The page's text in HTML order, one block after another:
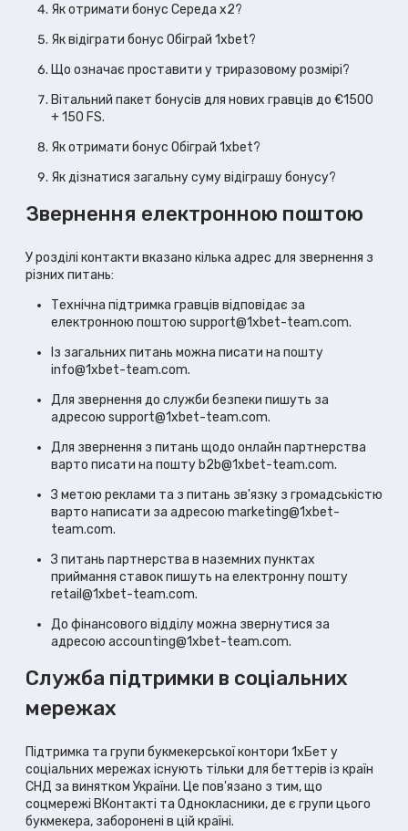
Як отримати бонус Середа х2?
Як відіграти бонус Обіграй 1xbet?
Що означає проставити у триразовому розмірі?
Вітальний пакет бонусів для нових гравців до €1500
+ 150 FS.
Як отримати бонус Обіграй 1xbet?
Як дізнатися загальну суму відіграшу бонусу?
Звернення електронною поштою
У розділі контакти вказано кілька адрес для звернення з
різних питань:
Технічна підтримка гравців відповідає за
електронною поштою support@1xbet-team.com.
Із загальних питань можна писати на пошту
info@1xbet-team.com.
Для звернення до служби безпеки пишуть за
адресою support@1xbet-team.com.
Для звернення з питань щодо онлайн партнерства
варто писати на пошту b2b@1xbet-team.com.
З метою реклами та з питань зв'язку з громадськістю
варто написати за адресою marketing@1xbet-
team.com.
З питань партнерства в наземних пунктах
приймання ставок пишуть на електронну пошту
retail@1xbet-team.com.
До фінансового відділу можна звернутися за
адресою accounting@1xbet-team.com.
Служба підтримки в соціальних
мережах
Підтримка та групи букмекерської контори 1хБет у
соціальних мережах існують тільки для беттерів із країн
СНД за винятком України. Це пов'язано з тим, що
соцмережі ВКонтакті та Однокласники, де є групи цього
букмекера, заборонені в цій країні.